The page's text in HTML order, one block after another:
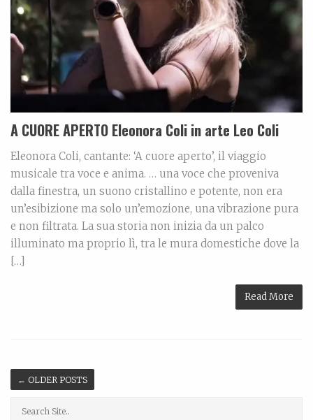
A CUORE APERTO Eleonora Coli in arte Leo Coli
Eleonora Coli, cantante: ‘A cuore aperto’, il viaggio
musicale tra voce e anima. … una voce che proveniva
dalla finestra, un suono cristallino e potente, non era
un’esibizione ma solo un’emozione, una vibrazione pura
e non filtrata. La sua storia non inizia da un palco
illuminato ma proprio lì, tra le mura domestiche dove la
[…]
Read More
← OLDER POSTS